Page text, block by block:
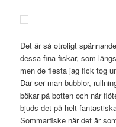
Det är så otroligt
dessa fina fiskar, som
men de flesta jag fick tog
Där ser man bubblor,
bökar på botten och när
bjuds det på helt
Sommarfiske när det är